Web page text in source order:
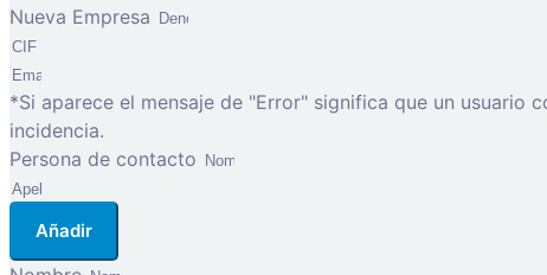
Nueva Empresa
*Si aparece el mensaje de "Error" significa que un usuario
incidencia.
Persona de contacto
Añadir